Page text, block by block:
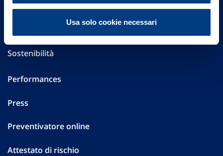
Usa solo cookie necessari
Investor Relations
Sostenibilità
Performances
Press
Preventivatore online
Attestato di rischio